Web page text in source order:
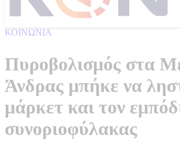
ΚΟΙΝΩΝΙΑ
Πυροβολισμός στα
Άνδρας μπήκε να
μάρκετ και τον
συνοριοφύλακας